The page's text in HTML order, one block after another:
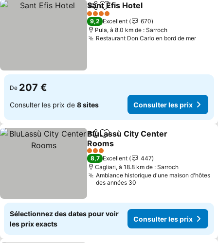
PartagerAjouter à mes favoris
Sant Efis Hotel
4 Étoiles
9,2 Excellent
670
Pula, à 8.0 km de : Sarroch
Restaurant Don Carlo en bord de mer
De 207 €
Consulter les prix de 8 sites Consulter les prix
PartagerAjouter à mes favoris
BluLassù City Center
Rooms
3 Étoiles
8,7 Excellent
447
Cagliari, à 18.8 km de : Sarroch
Ambiance historique d'une maison d'hôtes
des années 30
Sélectionnez des dates pour voir
les prix exacts
Consulter les prix